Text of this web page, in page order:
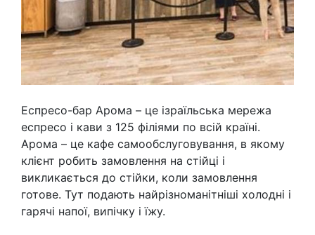
Еспресо-бар Арома – це ізраїльська мережа
еспресо і кави з 125 філіями по всій країні.
Арома – це кафе самообслуговування, в якому
клієнт робить замовлення на стійці і
викликається до стійки, коли замовлення
готове. Тут подають найрізноманітніші холодні і
гарячі напої, випічку і їжу.